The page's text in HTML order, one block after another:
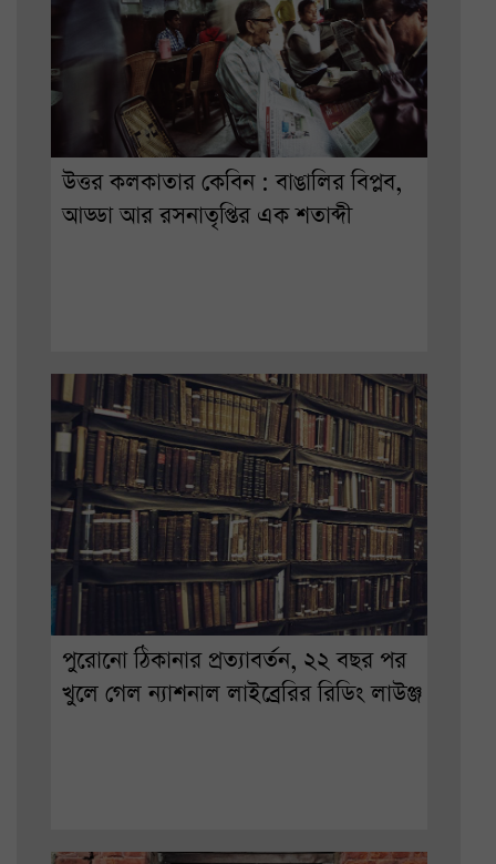
উত্তর কলকাতার কেবিন : বাঙালির বিপ্লব,
আড্ডা আর রসনাতৃপ্তির এক শতাব্দী
পুরোনো ঠিকানার প্রত্যাবর্তন, ২২ বছর পর
খুলে গেল ন্যাশনাল লাইব্রেরির রিডিং লাউঞ্জ